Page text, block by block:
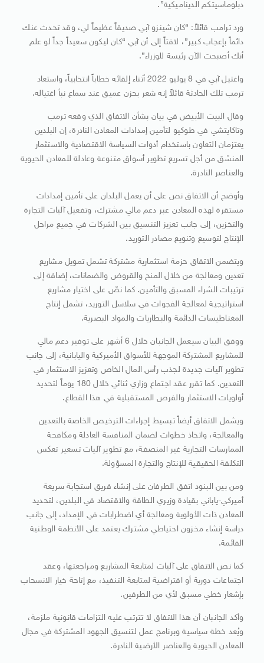
دبلوماسيتكم الديناميكية”.
ورد ترامب قائلاً: “كان شينزو آبي صديقاً عظيماً لي، وقد تحدث عنك
دائماً بإعجاب كبير”، لافتاً إلى أن آبي “كان ليكون سعيداً جداً لو علم
أنك أصبحت الآن رئيسة للوزراء”.
واغتيل آبي في 8 يوليو 2022 أثناء إلقائه خطاباً انتخابياً، واستعاد
ترمب تلك الحادثة قائلاً إنه شعر بحزن عميق عند سماع نبأ اغتياله.
وقال البيت الأبيض في بيان بشأن الاتفاق الذي وقعه ترمب
وتاكايتشي في طوكيو لتأمين إمدادات المعادن النادرة، إن البلدين
يعتزمان التعاون باستخدام أدوات السياسة الاقتصادية والاستثمار
المنسّق من أجل تسريع تطوير أسواق متنوعة وعادلة للمعادن الحيوية
والعناصر النادرة.
وأوضح أن الاتفاق نص على أن يعمل البلدان على تأمين إمدادات
مستقرة لهذه المعادن عبر دعم مالي مشترك، وتفعيل آليات التجارة
والتخزين، إلى جانب تعزيز التنسيق بين الشركات في جميع مراحل
الإنتاج لتوسيع وتنويع مصادر التوريد.
ويتضمن الاتفاق حزمة استثمارية مشتركة تشمل تمويل مشاريع
تعدين ومعالجة من خلال المنح والقروض والضمانات، إضافة إلى
ترتيبات الشراء المسبق والتأمين. كما نصّ على اختيار مشاريع
استراتيجية لمعالجة الفجوات في سلاسل التوريد، تشمل إنتاج
المغناطيسات الدائمة والبطاريات والمواد البصرية.
ووفق البيان سيعمل الجانبان خلال 6 أشهر على توفير دعم مالي
للمشاريع المشتركة الموجهة للأسواق الأميركية واليابانية، إلى جانب
تطوير آليات جديدة لجذب رأس المال الخاص وتعزيز الاستثمار في
التعدين. كما تقرر عقد اجتماع وزاري ثنائي خلال 180 يوماً لتحديد
أولويات الاستثمار والفرص المستقبلية في هذا القطاع.
ويشمل الاتفاق أيضاً تبسيط إجراءات الترخيص الخاصة بالتعدين
والمعالجة، واتخاذ خطوات لضمان المنافسة العادلة ومكافحة
الممارسات التجارية غير المنصفة، مع تطوير آليات تسعير تعكس
التكلفة الحقيقية للإنتاج والتجارة المسؤولة.
ومن بين البنود اتفق الطرفان على إنشاء فريق استجابة سريعة
أميركي-ياباني بقيادة وزيري الطاقة والاقتصاد في البلدين، لتحديد
المعادن ذات الأولوية ومعالجة أي اضطرابات في الإمداد، إلى جانب
دراسة إنشاء مخزون احتياطي مشترك يعتمد على الأنظمة الوطنية
القائمة.
كما نص الاتفاق على آليات لمتابعة المشاريع ومراجعتها، وعقد
اجتماعات دورية أو افتراضية لمتابعة التنفيذ، مع إتاحة خيار الانسحاب
بإشعار خطي مسبق لأي من الطرفين.
وأكد الجانبان أن هذا الاتفاق لا تترتب عليه التزامات قانونية ملزمة،
ويُعد خطة سياسية وبرنامج عمل لتنسيق الجهود المشتركة في مجال
المعادن الحيوية والعناصر الأرضية النادرة.